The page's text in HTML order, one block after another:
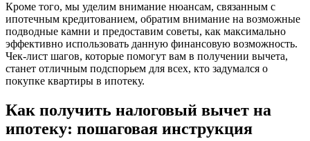
Кроме того, мы уделим внимание нюансам, связанным с
ипотечным кредитованием, обратим внимание на возможные
подводные камни и предоставим советы, как максимально
эффективно использовать данную финансовую возможность.
Чек-лист шагов, которые помогут вам в получении вычета,
станет отличным подспорьем для всех, кто задумался о
покупке квартиры в ипотеку.
Как получить налоговый вычет на
ипотеку: пошаговая инструкция